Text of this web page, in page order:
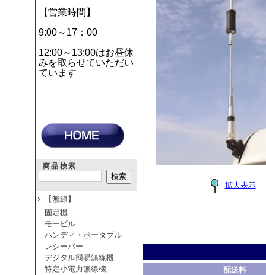
【営業時間】
9:00～17：00
12:00～13:00はお昼休
みを取らせていただい
ています
商品検索
【無線】
固定機
モービル
ハンディ・ポータブル
レシーバー
デジタル簡易無線機
特定小電力無線機
拡大表示
配送料